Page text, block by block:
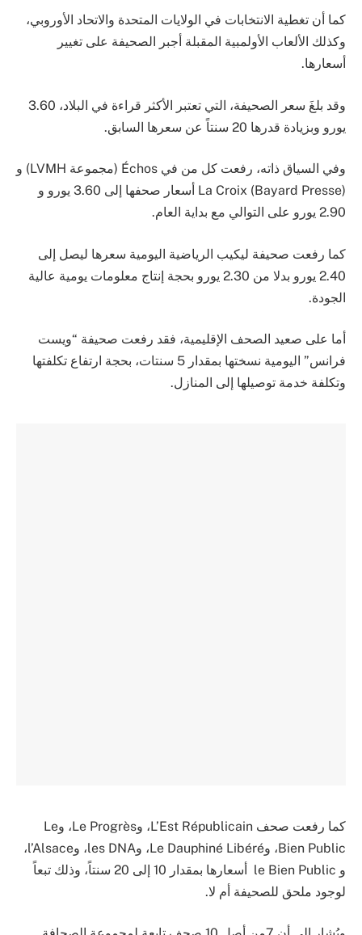
كما أن تغطية الانتخابات في الولايات المتحدة والاتحاد الأوروبي،
وكذلك الألعاب الأولمبية المقبلة أجبر الصحيفة على تغيير
أسعارها.
وقد بلغَ سعر الصحيفة، التي تعتبر الأكثر قراءة في البلاد، 3.60
يورو وبزيادة قدرها 20 سنتاً عن سعرها السابق.
وفي السياق ذاته، رفعت كل من في Échos (مجموعة LVMH) و
(La Croix (Bayard Presse أسعار صحفها إلى 3.60 يورو و
2.90 يورو على التوالي مع بداية العام.
كما رفعت صحيفة ليكيب الرياضية اليومية سعرها ليصل إلى
2.40 يورو بدلا من 2.30 يورو بحجة إنتاج معلومات يومية عالية
الجودة.
أما على صعيد الصحف الإقليمية، فقد رفعت صحيفة “ويست
فرانس” اليومية نسختها بمقدار 5 سنتات، بحجة ارتفاع تكلفتها
وتكلفة خدمة توصيلها إلى المنازل.
كما رفعت صحف L’Est Républicain، وLe Progrès، وLe
Bien Public، وLe Dauphiné Libéré، وles DNA، وl’Alsace،
و le Bien Public أسعارها بمقدار 10 إلى 20 سنتاً، وذلك تبعاً
لوجود ملحق للصحيفة أم لا.